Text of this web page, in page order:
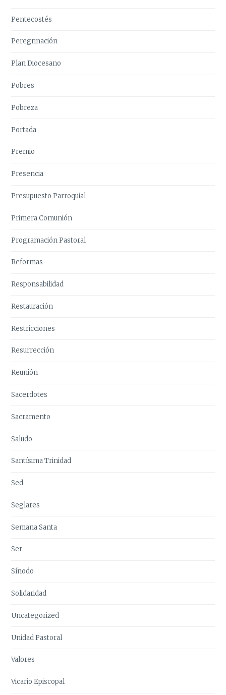
Pentecostés
Peregrinación
Plan Diocesano
Pobres
Pobreza
Portada
Premio
Presencia
Presupuesto Parroquial
Primera Comunión
Programación Pastoral
Reformas
Responsabilidad
Restauración
Restricciones
Resurrección
Reunión
Sacerdotes
Sacramento
Saludo
Santísima Trinidad
Sed
Seglares
Semana Santa
Ser
Sínodo
Solidaridad
Uncategorized
Unidad Pastoral
Valores
Vicario Episcopal